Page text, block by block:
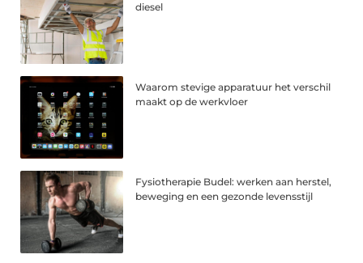
diesel
Waarom stevige apparatuur het verschil
maakt op de werkvloer
Fysiotherapie Budel: werken aan herstel,
beweging en een gezonde levensstijl